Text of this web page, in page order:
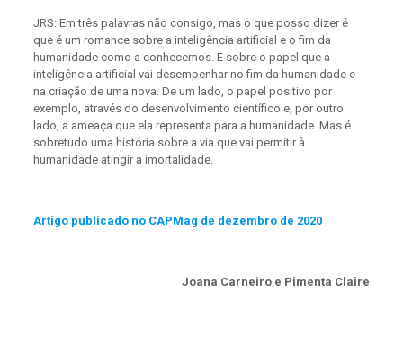
JRS: Em três palavras não consigo, mas o que posso dizer é
que é um romance sobre a inteligência artificial e o fim da
humanidade como a conhecemos. E sobre o papel que a
inteligência artificial vai desempenhar no fim da humanidade e
na criação de uma nova. De um lado, o papel positivo por
exemplo, através do desenvolvimento científico e, por outro
lado, a ameaça que ela representa para a humanidade. Mas é
sobretudo uma história sobre a via que vai permitir à
humanidade atingir a imortalidade.
Artigo publicado no CAPMag de dezembro de 2020
Joana Carneiro e Pimenta Claire